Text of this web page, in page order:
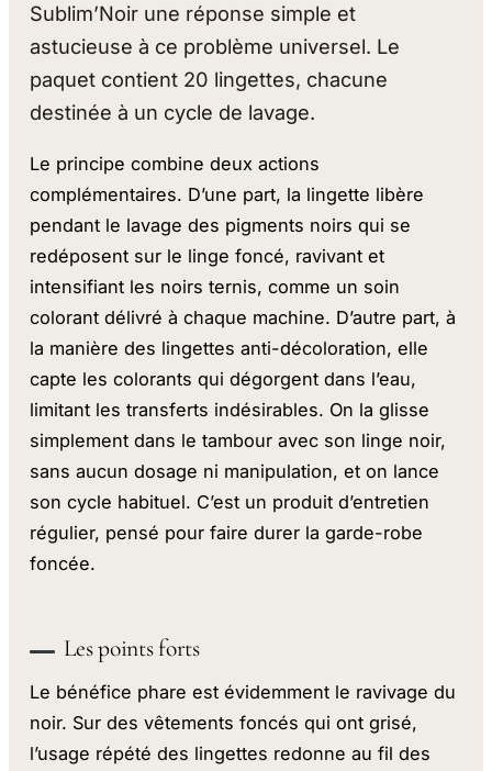
Sublim’Noir une réponse simple et
astucieuse à ce problème universel. Le
paquet contient 20 lingettes, chacune
destinée à un cycle de lavage.
Le principe combine deux actions
complémentaires. D’une part, la lingette libère
pendant le lavage des pigments noirs qui se
redéposent sur le linge foncé, ravivant et
intensifiant les noirs ternis, comme un soin
colorant délivré à chaque machine. D’autre part, à
la manière des lingettes anti-décoloration, elle
capte les colorants qui dégorgent dans l’eau,
limitant les transferts indésirables. On la glisse
simplement dans le tambour avec son linge noir,
sans aucun dosage ni manipulation, et on lance
son cycle habituel. C’est un produit d’entretien
régulier, pensé pour faire durer la garde-robe
foncée.
Les points forts
Le bénéfice phare est évidemment le ravivage du
noir. Sur des vêtements foncés qui ont grisé,
l’usage répété des lingettes redonne au fil des